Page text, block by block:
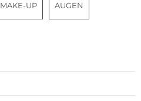
MAKE-UP AUGEN